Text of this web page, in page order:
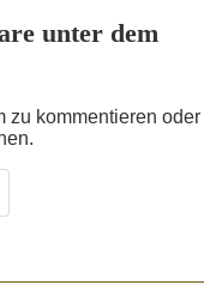
unter dem
zu kommentieren oder